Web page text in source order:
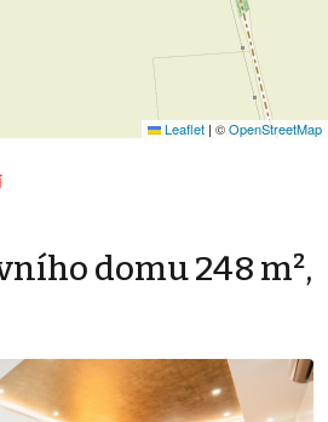
Leaflet | ©OpenStreetMap
domu 248 m²,